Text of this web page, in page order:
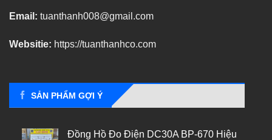
Email: tuanthanh008@gmail.com
Websitie: https://tuanthanhco.com
SẢN PHẨM GỢI Ý
Đồng Hồ Đo Điện DC30A BP-670 Hiệu